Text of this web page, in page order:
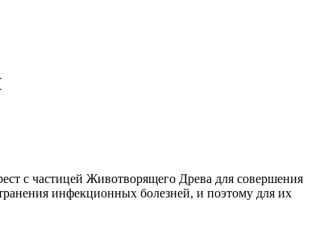
с частицей Животворящего Древа для совершения
инфекционных болезней, и поэтому для их